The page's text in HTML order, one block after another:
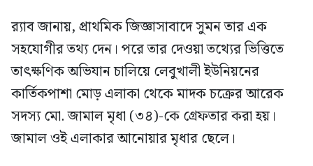
র‍্যাব জানায়, প্রাথমিক জিজ্ঞাসাবাদে সুমন তার এক
সহযোগীর তথ্য দেন। পরে তার দেওয়া তথ্যের ভিত্তিতে
তাৎক্ষণিক অভিযান চালিয়ে লেবুখালী ইউনিয়নের
কার্তিকপাশা মোড় এলাকা থেকে মাদক চক্রের আরেক
সদস্য মো. জামাল মৃধা (৩৪)-কে গ্রেফতার করা হয়।
জামাল ওই এলাকার আনোয়ার মৃধার ছেলে।